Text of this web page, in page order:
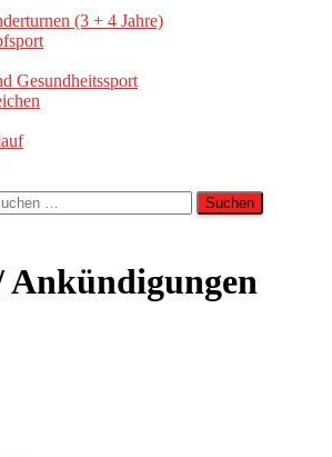
(3 + 4 Jahre)
Gesundheitssport
Ankündigungen